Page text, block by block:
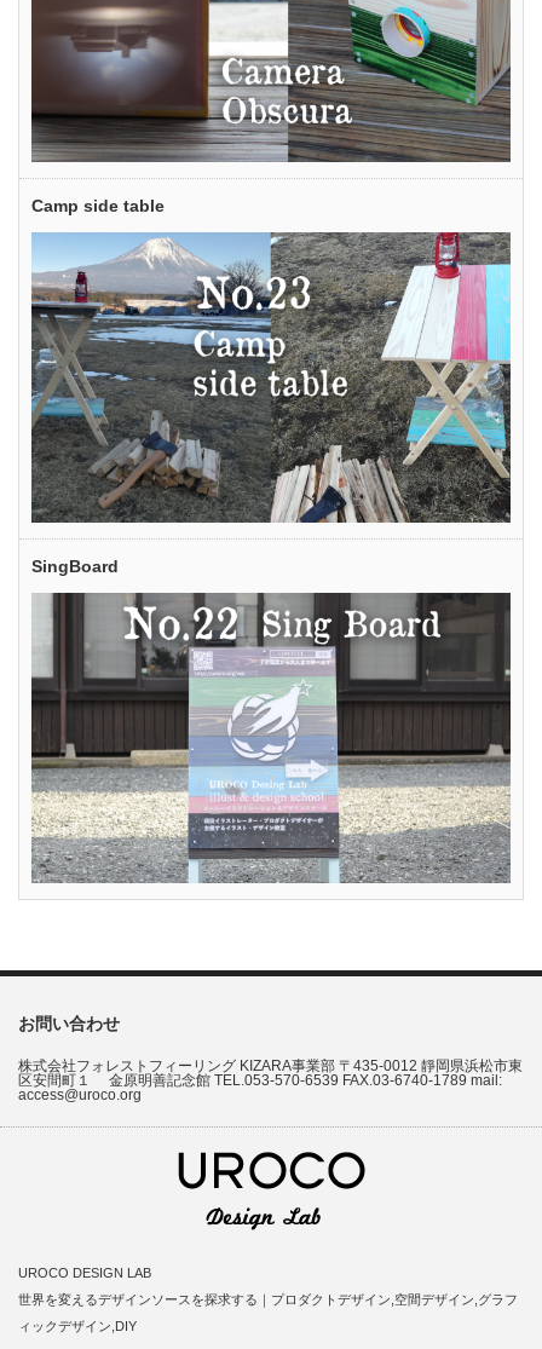
Camp side table
SingBoard
お問い合わせ
株式会社フォレストフィーリング KIZARA事業部 〒435-0012 靜岡県浜松市東
区安間町１ 金原明善記念館 TEL.053-570-6539 FAX.03-6740-1789 mail:
access@uroco.org
UROCO DESIGN LAB
世界を変えるデザインソースを探求する｜プロダクトデザイン,空間デザイン,グラフ
ィックデザイン,DIY